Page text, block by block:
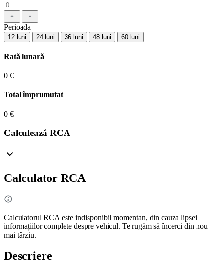
Perioada
12 luni 24 luni 36 luni 48 luni 60 luni
Rată lunară
0 €
Total împrumutat
0 €
Calculează RCA
Calculator RCA
Calculatorul RCA este indisponibil momentan, din cauza lipsei
informațiilor complete despre vehicul. Te rugăm să încerci din nou
mai târziu.
Descriere